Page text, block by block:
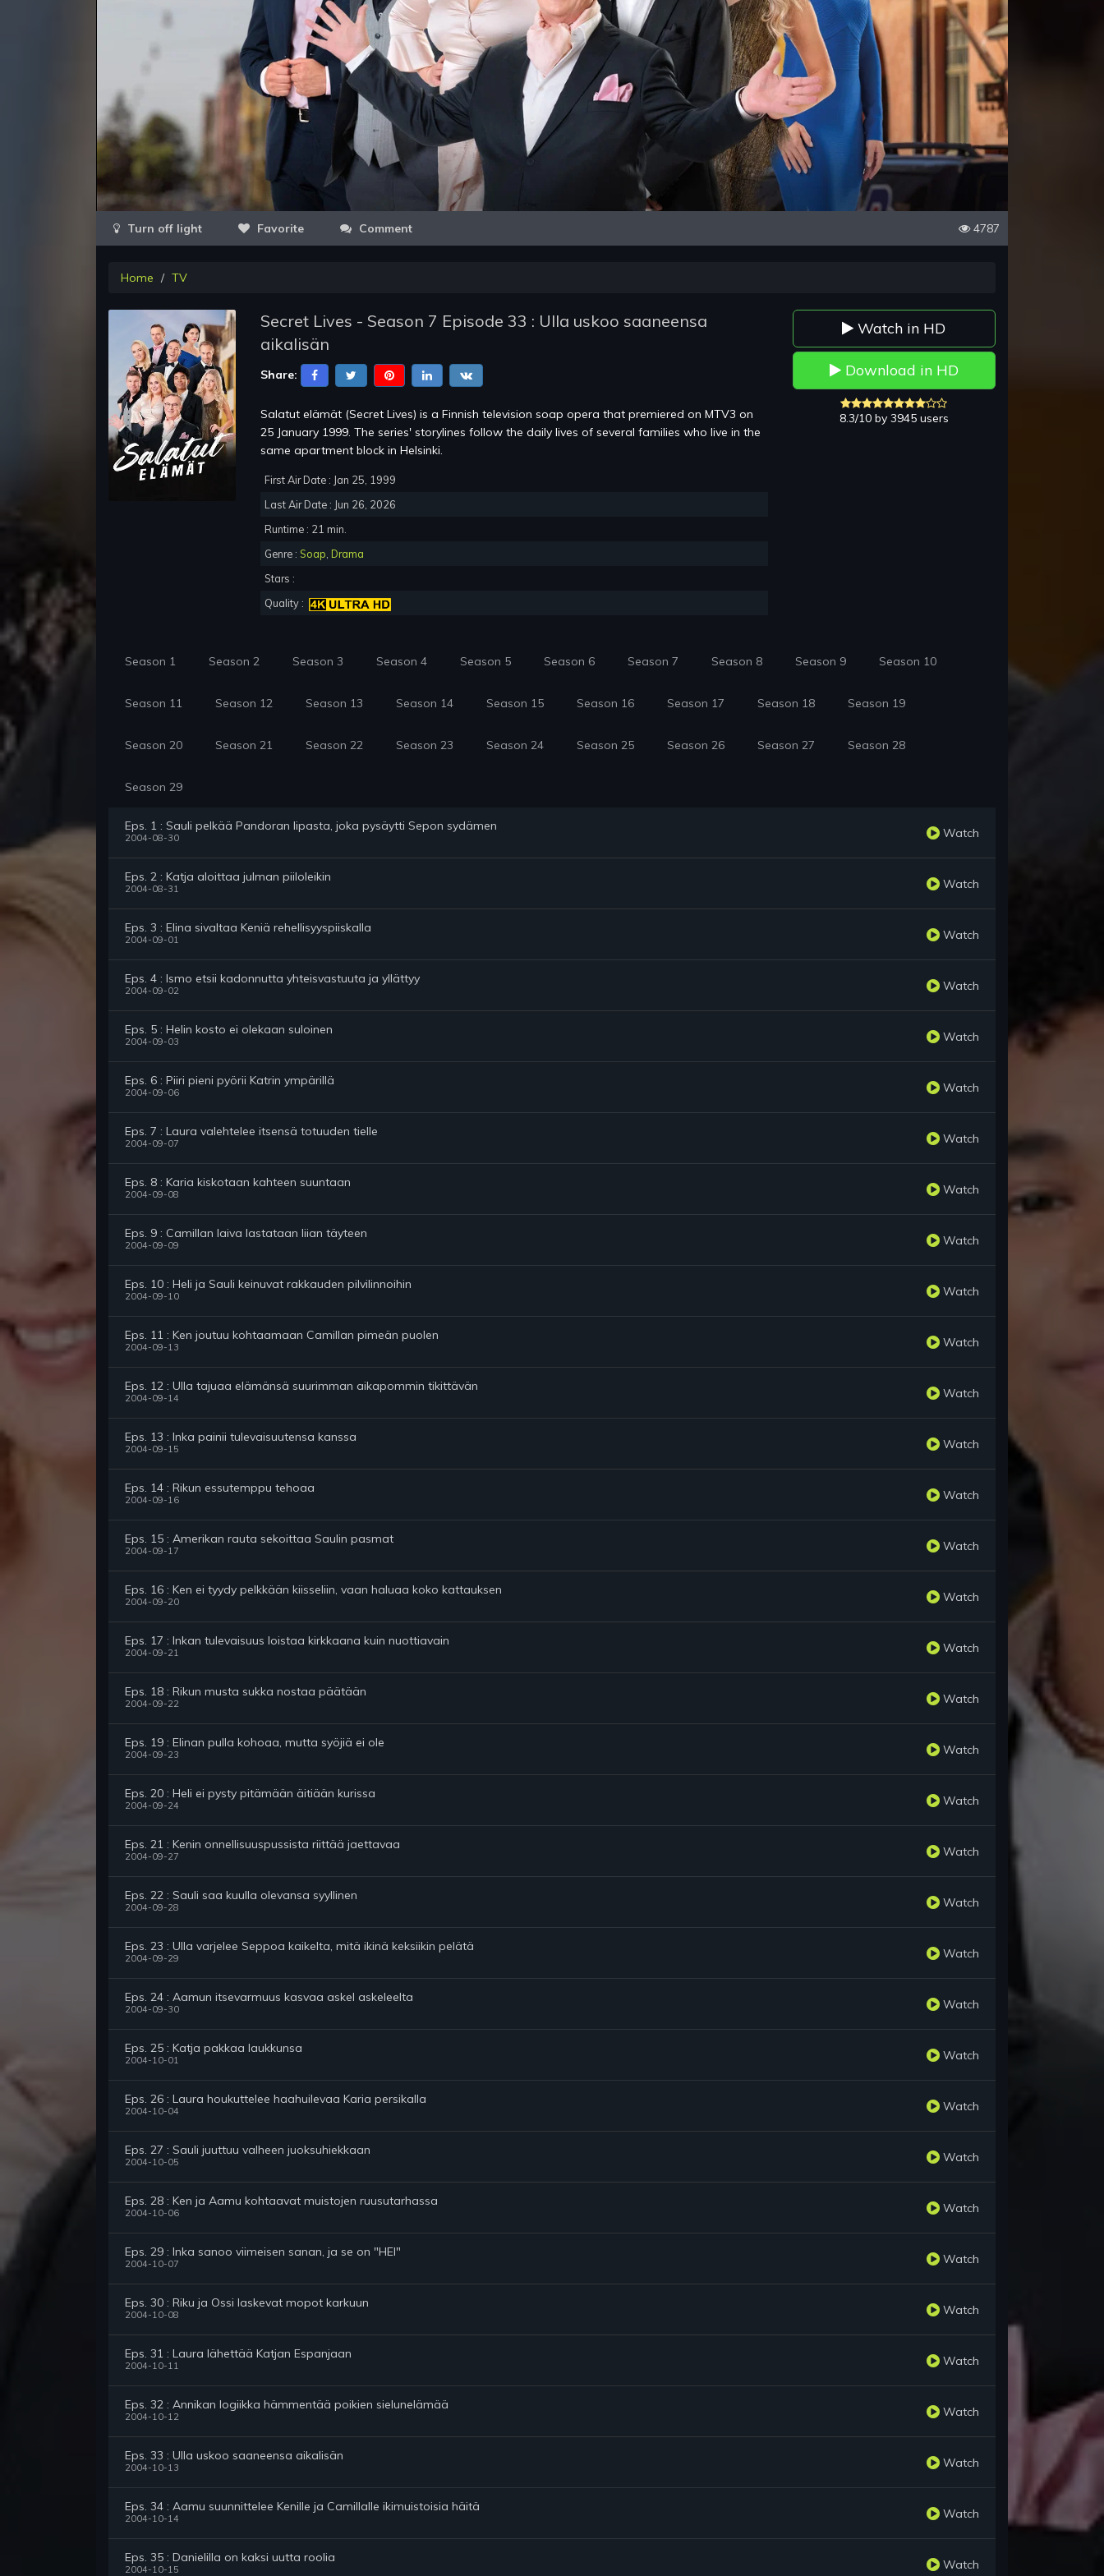
Video
Favorite Comment 4787
Home TV
Secret Lives - Season 7 Episode 33 : Ulla uskoo saaneensa
aikalisän
Share:
Salatut elämät (Secret Lives) is a Finnish television soap opera that premiered on MTV3 on
25 January 1999. The series' storylines follow the daily lives of several families who live in the
same apartment block in Helsinki.
First Air Date : Jan 25, 1999
Last Air Date : Jun 26, 2026
Runtime : 21 min.
Genre : Soap, Drama
Stars :
Quality :
Watch in HD
Download in HD
8.3/10 by 3945 users
Season 1 Season 2 Season 3 Season 4 Season 5 Season 6 Season 7 Season 8 Season 9 Season 10
Season 11 Season 12 Season 13 Season 14 Season 15 Season 16 Season 17 Season 18 Season 19
Season 20 Season 21 Season 22 Season 23 Season 24 Season 25 Season 26 Season 27 Season 28
Season 29
Eps. 1 : Sauli pelkää Pandoran lipasta, joka pysäytti Sepon sydämen
2004-08-30 Watch
Eps. 2 : Katja aloittaa julman piiloleikin
2004-08-31 Watch
Eps. 3 : Elina sivaltaa Keniä rehellisyyspiiskalla
2004-09-01 Watch
Eps. 4 : Ismo etsii kadonnutta yhteisvastuuta ja yllättyy
2004-09-02 Watch
Eps. 5 : Helin kosto ei olekaan suloinen
2004-09-03 Watch
Eps. 6 : Piiri pieni pyörii Katrin ympärillä
2004-09-06 Watch
Eps. 7 : Laura valehtelee itsensä totuuden tielle
2004-09-07 Watch
Eps. 8 : Karia kiskotaan kahteen suuntaan
2004-09-08 Watch
Eps. 9 : Camillan laiva lastataan liian täyteen
2004-09-09 Watch
Eps. 10 : Heli ja Sauli keinuvat rakkauden pilvilinnoihin
2004-09-10 Watch
Eps. 11 : Ken joutuu kohtaamaan Camillan pimeän puolen
2004-09-13 Watch
Eps. 12 : Ulla tajuaa elämänsä suurimman aikapommin tikittävän
2004-09-14 Watch
Eps. 13 : Inka painii tulevaisuutensa kanssa
2004-09-15 Watch
Eps. 14 : Rikun essutemppu tehoaa
2004-09-16 Watch
Eps. 15 : Amerikan rauta sekoittaa Saulin pasmat
2004-09-17 Watch
Eps. 16 : Ken ei tyydy pelkkään kiisseliin, vaan haluaa koko kattauksen
2004-09-20 Watch
Eps. 17 : Inkan tulevaisuus loistaa kirkkaana kuin nuottiavain
2004-09-21 Watch
Eps. 18 : Rikun musta sukka nostaa päätään
2004-09-22 Watch
Eps. 19 : Elinan pulla kohoaa, mutta syöjiä ei ole
2004-09-23 Watch
Eps. 20 : Heli ei pysty pitämään äitiään kurissa
2004-09-24 Watch
Eps. 21 : Kenin onnellisuuspussista riittää jaettavaa
2004-09-27 Watch
Eps. 22 : Sauli saa kuulla olevansa syyllinen
2004-09-28 Watch
Eps. 23 : Ulla varjelee Seppoa kaikelta, mitä ikinä keksiikin pelätä
2004-09-29 Watch
Eps. 24 : Aamun itsevarmuus kasvaa askel askeleelta
2004-09-30 Watch
Eps. 25 : Katja pakkaa laukkunsa
2004-10-01 Watch
Eps. 26 : Laura houkuttelee haahuilevaa Karia persikalla
2004-10-04 Watch
Eps. 27 : Sauli juuttuu valheen juoksuhiekkaan
2004-10-05 Watch
Eps. 28 : Ken ja Aamu kohtaavat muistojen ruusutarhassa
2004-10-06 Watch
Eps. 29 : Inka sanoo viimeisen sanan, ja se on "HEI"
2004-10-07 Watch
Eps. 30 : Riku ja Ossi laskevat mopot karkuun
2004-10-08 Watch
Eps. 31 : Laura lähettää Katjan Espanjaan
2004-10-11 Watch
Eps. 32 : Annikan logiikka hämmentää poikien sielunelämää
2004-10-12 Watch
Eps. 33 : Ulla uskoo saaneensa aikalisän
2004-10-13 Watch
Eps. 34 : Aamu suunnittelee Kenille ja Camillalle ikimuistoisia häitä
2004-10-14 Watch
Eps. 35 : Danielilla on kaksi uutta roolia
2004-10-15 Watch